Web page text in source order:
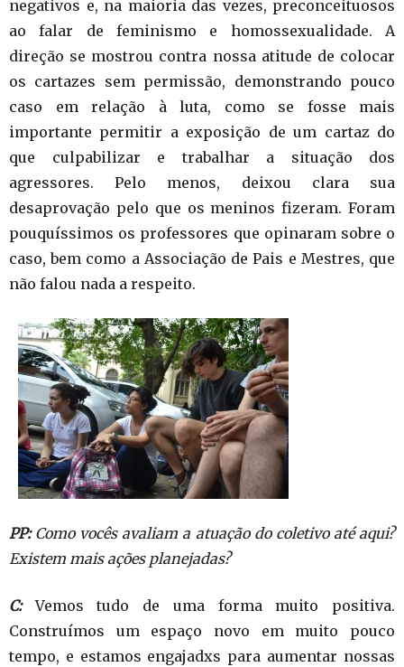
negativos e, na maioria das vezes, preconceituosos
ao falar de feminismo e homossexualidade. A
direção se mostrou contra nossa atitude de colocar
os cartazes sem permissão, demonstrando pouco
caso em relação à luta, como se fosse mais
importante permitir a exposição de um cartaz do
que culpabilizar e trabalhar a situação dos
agressores. Pelo menos, deixou clara sua
desaprovação pelo que os meninos fizeram. Foram
pouquíssimos os professores que opinaram sobre o
caso, bem como a Associação de Pais e Mestres, que
não falou nada a respeito.
PP:Como vocês avaliam a atuação do coletivo até aqui?
Existem mais ações planejadas?
C:Vemos tudo de uma forma muito positiva.
Construímos um espaço novo em muito pouco
tempo, e estamos engajadxs para aumentar nossas